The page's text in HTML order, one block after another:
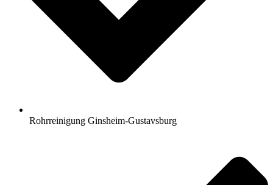
Rohrreinigung Ginsheim-Gustavsburg